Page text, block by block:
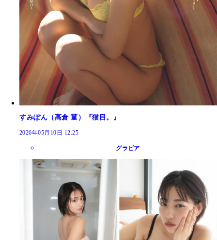
すみぽん（高倉 菫）『猫目。』
2026年05月10日 12:25
グラビア